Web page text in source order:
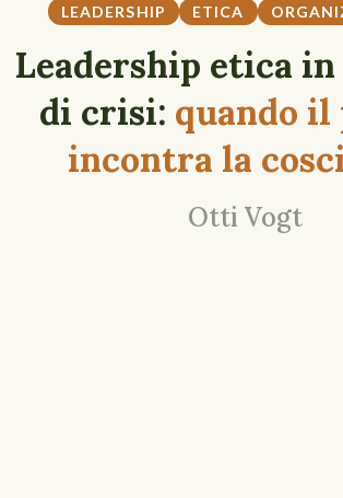
LEADERSHIP ETICA
Leadership etica
di crisi: quando il
incontra la
Otti Vogt